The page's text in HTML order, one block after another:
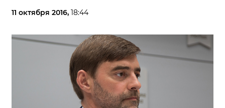
11 октября 2016, 18:44